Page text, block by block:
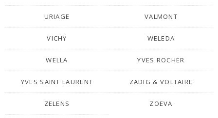
URIAGE VALMONT
VICHY WELEDA
WELLA YVES ROCHER
YVES SAINT LAURENT ZADIG & VOLTAIRE
ZELENS ZOEVA